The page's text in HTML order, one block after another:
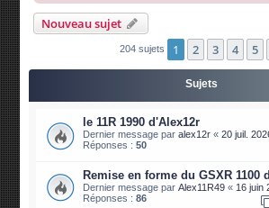
Nouveau sujet
204 sujets 1 2 3 4 5
Sujets
le 11R 1990 d'Alex12r
Dernier message paralex12r «20 juil.
Réponses :50
Remise en forme du GSXR 1100
Dernier message parAlex11R49 « 16 juin
Réponses :86